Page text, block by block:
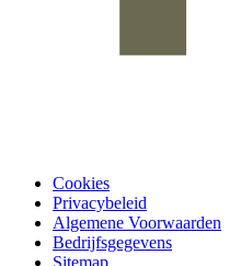
Cookies
Privacybeleid
Algemene Voorwaarden
Bedrijfsgegevens